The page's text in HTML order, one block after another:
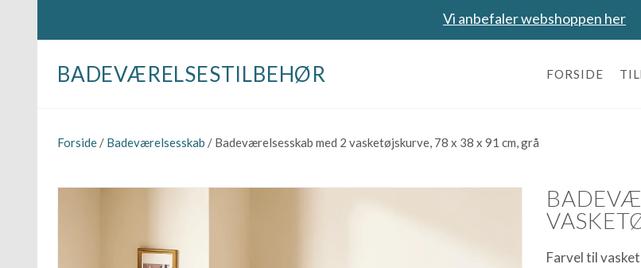
Vi anbefaler webshoppen her
BADEVÆRELSESTILBEHØR FORSIDE
Forside / Badeværelsesskab / Badeværelsesskab med 2 vasketøjskurve, 78 x 38 x 91 cm, grå
Farvel til